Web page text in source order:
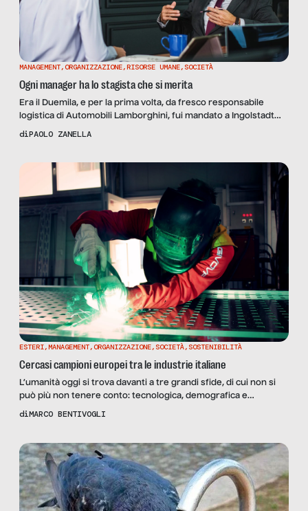
MANAGEMENT,ORGANIZZAZIONE,RISORSE UMANE, SOCIETÀ
Ogni manager ha lo stagista che si merita
Era il Duemila, e per la prima volta, da fresco responsabile
logistica di Automobili Lamborghini, fui mandato a Ingolstadt
per imparare le best practice della casa madre, Audi, da
sistemi di programmazione della produzione, lean
manufacturing, linee […]
diPAOLO ZANELLA
ESTERI,MANAGEMENT,ORGANIZZAZIONE, SOCIETÀ, SOSTENIBILITÀ
Cercasi campioni europei tra le industrie italiane
L’umanità oggi si trova davanti a tre grandi sfide, di cui non si
può più non tenere conto: tecnologica, demografica e
ambientale. Nel ruolo sindacale più autentico c’è già la chiave
con la prospettiva. La crisi economica ha continuato […]
diMARCO BENTIVOGLI